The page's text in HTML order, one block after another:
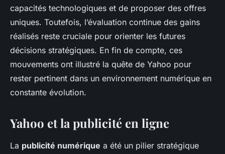
capacités technologiques et de proposer des offres
uniques. Toutefois, l’évaluation continue des gains
réalisés reste cruciale pour orienter les futures
décisions stratégiques. En fin de compte, ces
mouvements ont illustré la quête de Yahoo pour
rester pertinent dans un environnement numérique en
constante évolution.
Yahoo et la publicité en ligne
La publicité numérique a été un pilier stratégique